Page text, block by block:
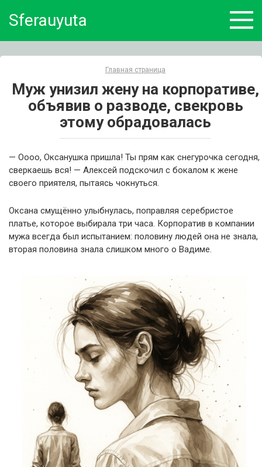
Sferauyuta
Главная страница
Муж унизил жену на корпоративе,
объявив о разводе, свекровь
этому обрадовалась
— Оооо, Оксанушка пришла! Ты прям как снегурочка сегодня,
сверкаешь вся! — Алексей подскочил с бокалом к жене
своего приятеля, пытаясь чокнуться.
Оксана смущённо улыбнулась, поправляя серебристое
платье, которое выбирала три часа. Корпоратив в компании
мужа всегда был испытанием: половину людей она не знала,
вторая половина знала слишком много о Вадиме.